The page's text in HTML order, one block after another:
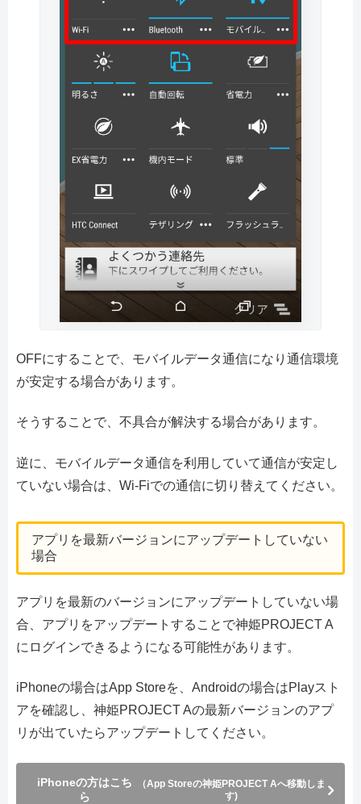
OFFにすることで、モバイルデータ通信になり通信環境
が安定する場合があります。
そうすることで、不具合が解決する場合があります。
逆に、モバイルデータ通信を利用していて通信が安定し
ていない場合は、Wi-Fiでの通信に切り替えてください。
アプリを最新バージョンにアップデートしていない
場合
アプリを最新のバージョンにアップデートしていない場
合、アプリをアップデートすることで神姫PROJECT A
にログインできるようになる可能性があります。
iPhoneの場合はApp Storeを、Androidの場合はPlayスト
アを確認し、神姫PROJECT Aの最新バージョンのアプ
リが出ていたらアップデートしてください。
iPhoneの方はこち
ら
（App Storeの神姫PROJECT Aへ移動しま
す)